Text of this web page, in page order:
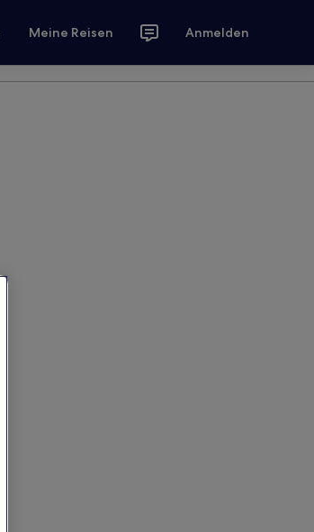
Meine Reisen Anmelden